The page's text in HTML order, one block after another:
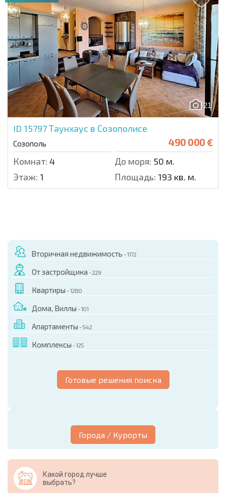
21
ID 15797Таунхаус в Созополисе
Созополь 490 000 €
Комнат: 4 До моря: 50 м.
Этаж: 1 Площадь: 193 кв. м.
Вторичная недвижимость - 1172
От застройщика - 229
Квартиры - 1280
Дома, Виллы - 101
Апартаменты - 542
Комплексы - 125
Готовые решения поиска
Города / Курорты
Какой город лучше
выбрать?